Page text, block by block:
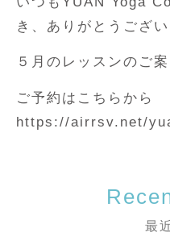
き、ありがとうござい
５月のレッスンのご
ご予約はこちらから
https://airrsv.net/
最